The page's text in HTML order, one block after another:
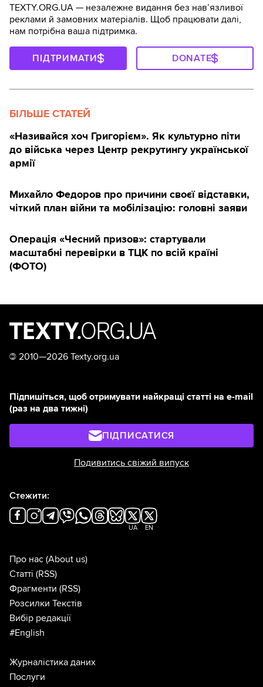
TEXTY.ORG.UA — незалежне видання без навʼязливої
реклами й замовних матеріалів. Щоб працювати далі,
нам потрібна ваша підтримка.
ПІДТРИМАТИ DONATE
БІЛЬШЕ СТАТЕЙ
«Називайся хоч Григорієм». Як культурно піти
до війська через Центр рекрутингу української
армії
Михайло Федоров про причини своєї відставки,
чіткий план війни та мобілізацію: головні заяви
Операція «Чесний призов»: стартували
масштабні перевірки в ТЦК по всій країні
(ФОТО)
© 2010—2026 Texty.org.ua
Підпишіться, щоб отримувати найкращі статті на e-mail
(раз на два тижні)
ПІДПИСАТИСЯ
Подивитись свіжий випуск
Стежити:
UA EN
Про нас (About us)
Статті (RSS)
Фрагменти (RSS)
Розсилки Текстів
Вибір редакції
#English
Журналістика даних
Послуги